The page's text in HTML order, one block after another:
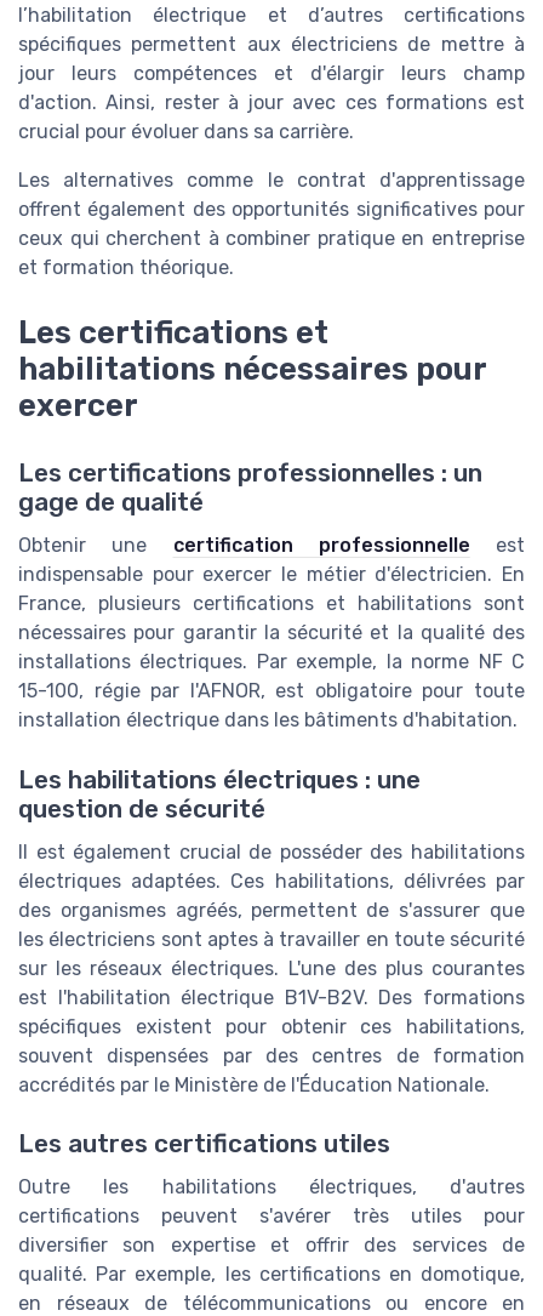
l’habilitation électrique et d’autres certifications
spécifiques permettent aux électriciens de mettre à
jour leurs compétences et d'élargir leurs champ
d'action. Ainsi, rester à jour avec ces formations est
crucial pour évoluer dans sa carrière.
Les alternatives comme le contrat d'apprentissage
offrent également des opportunités significatives pour
ceux qui cherchent à combiner pratique en entreprise
et formation théorique.
Les certifications et
habilitations nécessaires pour
exercer
Les certifications professionnelles : un
gage de qualité
Obtenir une certification professionnelle est
indispensable pour exercer le métier d'électricien. En
France, plusieurs certifications et habilitations sont
nécessaires pour garantir la sécurité et la qualité des
installations électriques. Par exemple, la norme NF C
15-100, régie par l'AFNOR, est obligatoire pour toute
installation électrique dans les bâtiments d'habitation.
Les habilitations électriques : une
question de sécurité
Il est également crucial de posséder des habilitations
électriques adaptées. Ces habilitations, délivrées par
des organismes agréés, permettent de s'assurer que
les électriciens sont aptes à travailler en toute sécurité
sur les réseaux électriques. L'une des plus courantes
est l'habilitation électrique B1V-B2V. Des formations
spécifiques existent pour obtenir ces habilitations,
souvent dispensées par des centres de formation
accrédités par le Ministère de l'Éducation Nationale.
Les autres certifications utiles
Outre les habilitations électriques, d'autres
certifications peuvent s'avérer très utiles pour
diversifier son expertise et offrir des services de
qualité. Par exemple, les certifications en domotique,
en réseaux de télécommunications ou encore en